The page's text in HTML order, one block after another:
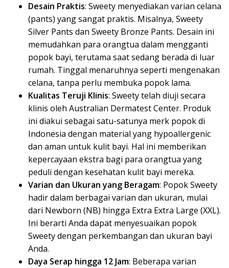
Desain Praktis: Sweety menyediakan varian celana
(pants) yang sangat praktis. Misalnya, Sweety
Silver Pants dan Sweety Bronze Pants. Desain ini
memudahkan para orangtua dalam mengganti
popok bayi, terutama saat sedang berada di luar
rumah. Tinggal menaruhnya seperti mengenakan
celana, tanpa perlu membuka popok lama.
Kualitas Teruji Klinis: Sweety telah diuji secara
klinis oleh Australian Dermatest Center. Produk
ini diakui sebagai satu-satunya merk popok di
Indonesia dengan material yang hypoallergenic
dan aman untuk kulit bayi. Hal ini memberikan
kepercayaan ekstra bagi para orangtua yang
peduli dengan kesehatan kulit bayi mereka.
Varian dan Ukuran yang Beragam: Popok Sweety
hadir dalam berbagai varian dan ukuran, mulai
dari Newborn (NB) hingga Extra Extra Large (XXL).
Ini berarti Anda dapat menyesuaikan popok
Sweety dengan perkembangan dan ukuran bayi
Anda.
Daya Serap hingga 12 Jam: Beberapa varian